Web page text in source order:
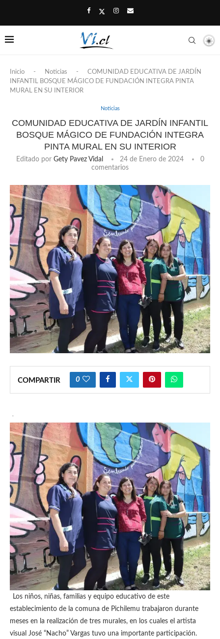
Inicio - Noticias -
COMUNIDAD EDUCATIVA DE JARDÍN
INFANTIL BOSQUE MÁGICO DE FUNDACIÓN INTEGRA PINTA
MURAL EN SU INTERIOR
Noticias
COMUNIDAD EDUCATIVA DE JARDÍN INFANTIL
BOSQUE MÁGICO DE FUNDACIÓN INTEGRA
PINTA MURAL EN SU INTERIOR
Editado por Gety Pavez Vidal 24 de Enero de 2024
0
comentarios
COMPARTIR 0
·
Los niños, niñas, familias y equipo educativo de este
establecimiento de la comuna de Pichilemu trabajaron durante
meses en la realización de tres murales, en los cuales el artista
visual José “Nacho” Vargas tuvo una importante participación.